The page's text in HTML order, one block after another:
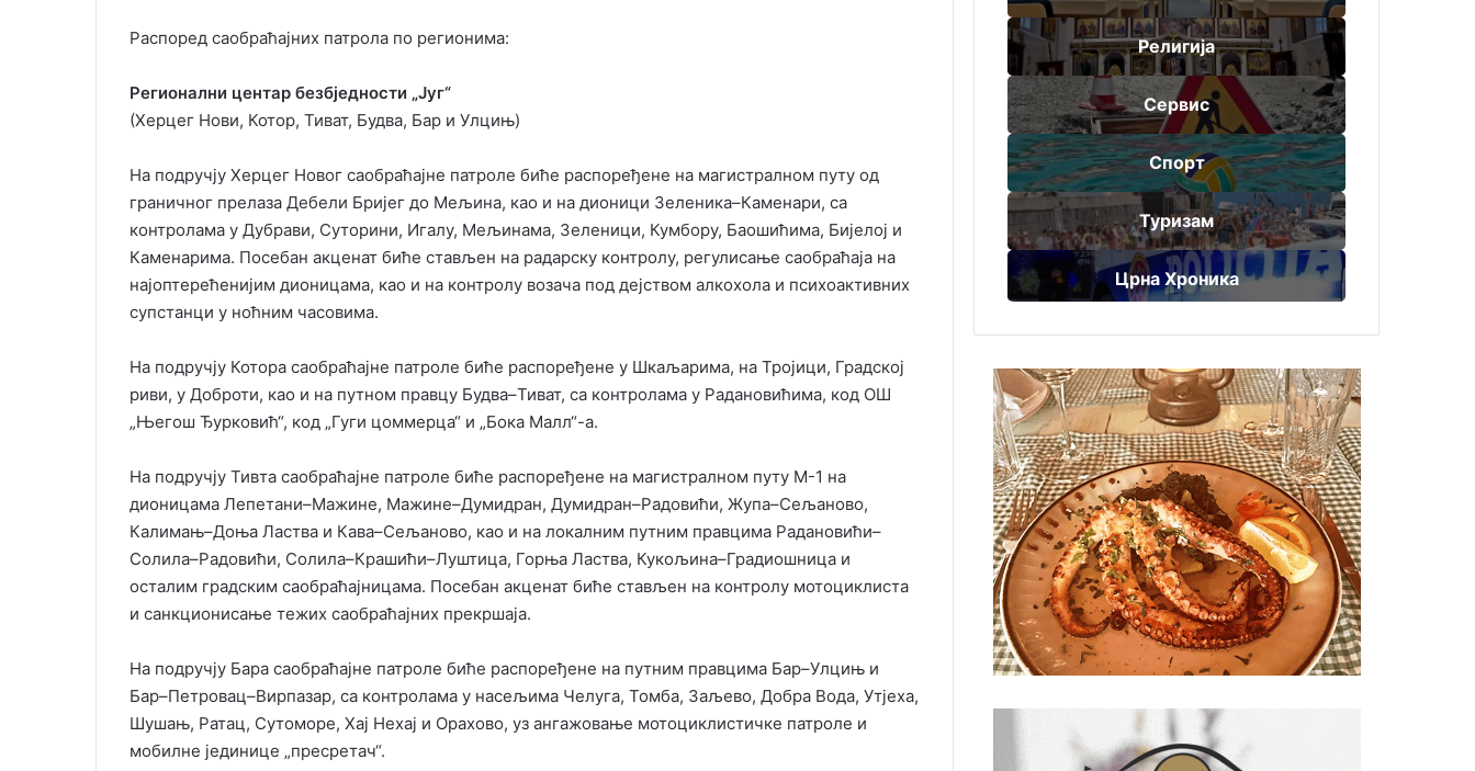
Распоред саобраћајних патрола по регионима:
Регионални центар безбједности „Југ“
(Херцег Нови, Котор, Тиват, Будва, Бар и Улцињ)
На подручју Херцег Новог саобраћајне патроле биће распоређене на магистралном путу од
граничног прелаза Дебели Бријег до Мељина, као и на дионици Зеленика–Каменари, са
контролама у Дубрави, Суторини, Игалу, Мељинама, Зеленици, Кумбору, Баошићима, Бијелој и
Каменарима. Посебан акценат биће стављен на радарску контролу, регулисање саобраћаја на
најоптерећенијим дионицама, као и на контролу возача под дејством алкохола и психоактивних
супстанци у ноћним часовима.
На подручју Котора саобраћајне патроле биће распоређене у Шкаљарима, на Тројици, Градској
риви, у Доброти, као и на путном правцу Будва–Тиват, са контролама у Радановићима, код ОШ
„Његош Ђурковић“, код „Гуги цоммерца“ и „Бока Малл“-а.
На подручју Тивта саобраћајне патроле биће распоређене на магистралном путу М-1 на
дионицама Лепетани–Мажине, Мажине–Думидран, Думидран–Радовићи, Жупа–Сељаново,
Калимањ–Доња Ластва и Кава–Сељаново, као и на локалним путним правцима Радановићи–
Солила–Радовићи, Солила–Крашићи–Луштица, Горња Ластва, Кукољина–Градиошница и
осталим градским саобраћајницама. Посебан акценат биће стављен на контролу мотоциклиста
и санкционисање тежих саобраћајних прекршаја.
На подручју Бара саобраћајне патроле биће распоређене на путним правцима Бар–Улцињ и
Бар–Петровац–Вирпазар, са контролама у насељима Челуга, Томба, Заљево, Добра Вода, Утјеха,
Шушањ, Ратац, Сутоморе, Хај Нехај и Орахово, уз ангажовање мотоциклистичке патроле и
мобилне јединице „пресретач“.
Религија
Сервис
Спорт
Туризам
Црна Хроника